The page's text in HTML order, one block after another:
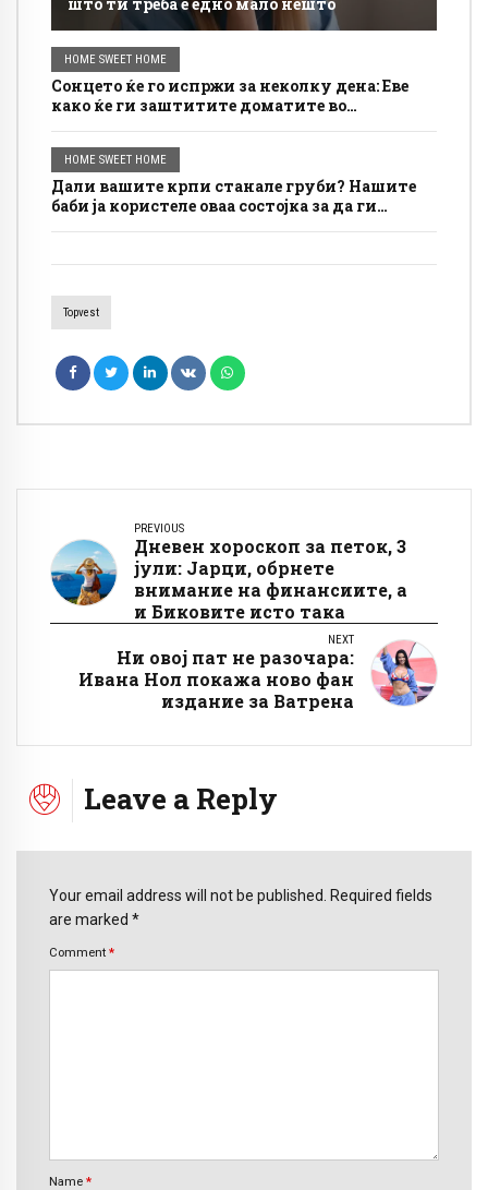
HOME SWEET HOME
Сонцето ќе го испржи за неколку дена: Еве
како ќе ги заштитите доматите во
HOME SWEET HOME
Дали вашите крпи станале груби? Нашите
баби ја користеле оваа состојка за да ги
Topvest
PREVIOUS
Дневен хороскоп за петок, 3
јули: Јарци, обрнете
внимание на финансиите, а
и Биковите исто така
NEXT
Ни овој пат не разочара:
Ивана Нол покажа ново фан
издание за Ватрена
Leave a Reply
Your email address will not be published. Required fields
are marked *
Comment *
Name *